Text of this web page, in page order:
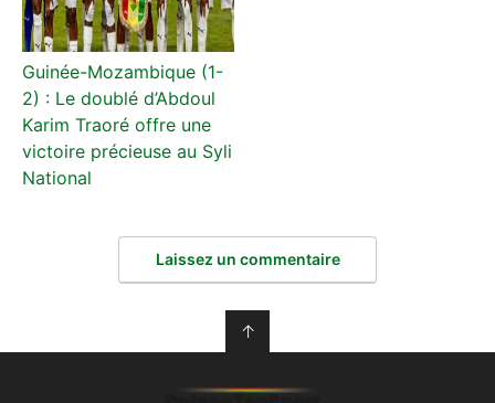
Guinée-Mozambique (1-
2) : Le doublé d’Abdoul
Karim Traoré offre une
victoire précieuse au Syli
National
Laissez un commentaire
↑